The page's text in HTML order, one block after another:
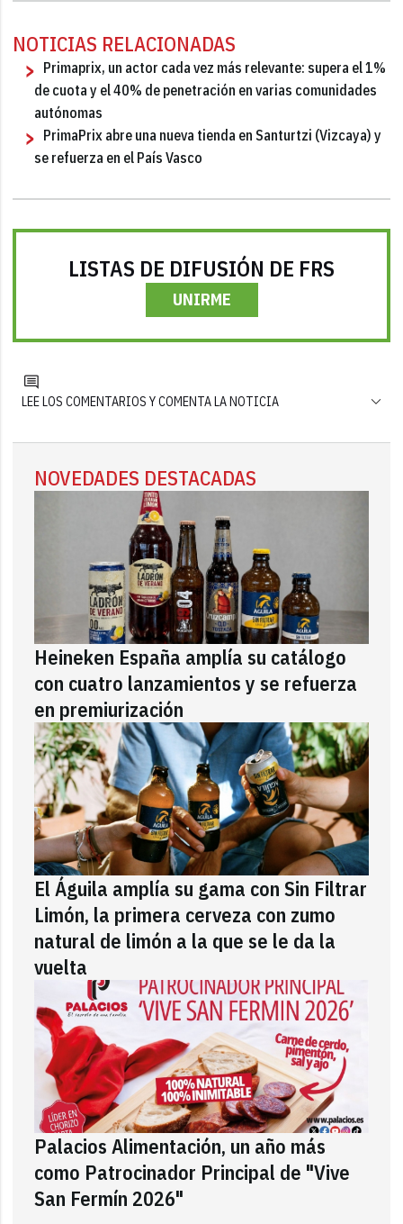
NOTICIAS RELACIONADAS
Primaprix, un actor cada vez más relevante: supera el 1%
de cuota y el 40% de penetración en varias comunidades
autónomas
PrimaPrix abre una nueva tienda en Santurtzi (Vizcaya) y
se refuerza en el País Vasco
LISTAS DE DIFUSIÓN DE FRS
UNIRME
LEE LOS COMENTARIOS Y COMENTA LA NOTICIA
NOVEDADES DESTACADAS
Heineken España amplía su catálogo
con cuatro lanzamientos y se refuerza
en premiurización
El Águila amplía su gama con Sin Filtrar
Limón, la primera cerveza con zumo
natural de limón a la que se le da la
vuelta
Palacios Alimentación, un año más
como Patrocinador Principal de "Vive
San Fermín 2026"